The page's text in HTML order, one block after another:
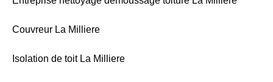
Couvreur La Milliere
Isolation de toit La Milliere